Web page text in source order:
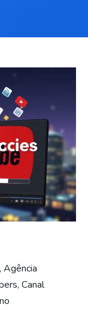
, Agência
, Canal